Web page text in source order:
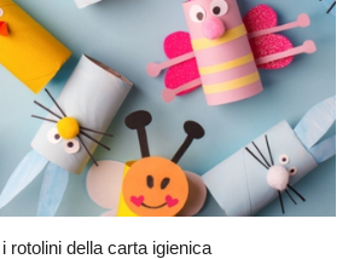
rotolini della carta igienica